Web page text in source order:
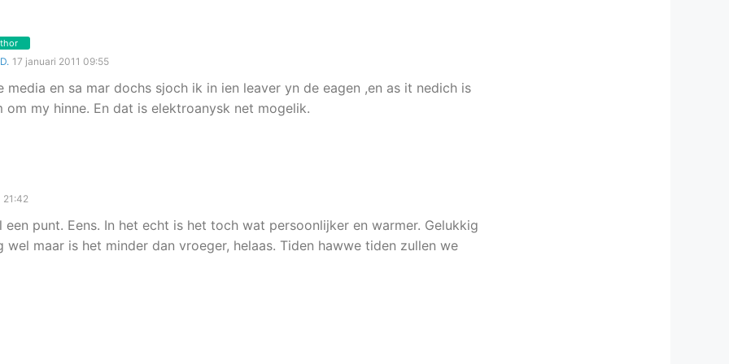
17 januari 2011 09:55
media en sa mar dochs sjoch ik in ien leaver yn de eagen ,en as it nedich is
om my hinne. En dat is elektroanysk net mogelik.
21:42
een punt. Eens. In het echt is het toch wat persoonlijker en warmer. Gelukkig
maar is het minder dan vroeger, helaas. Tiden hawwe tiden zullen we